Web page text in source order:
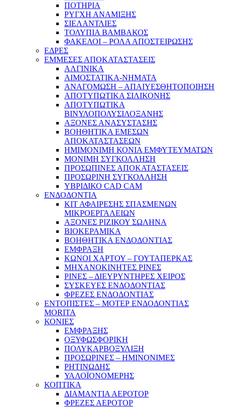
ΠΟΤΗΡΙΑ
ΡΥΓΧΗ ΑΝΑΜΙΞΗΣ
ΣΙΕΛΑΝΤΛΙΕΣ
ΤΟΛΥΠΙΑ ΒΑΜΒΑΚΟΣ
ΦΑΚΕΛΟΙ – ΡΟΛΑ ΑΠΟΣΤΕΙΡΩΣΗΣ
ΕΔΡΕΣ
ΕΜΜΕΣΕΣ ΑΠΟΚΑΤΑΣΤΑΣΕΙΣ
ΑΛΓΙΝΙΚΑ
ΑΙΜΟΣΤΑΤΙΚΑ-ΝΗΜΑΤΑ
ΑΝΑΓΟΜΩΣΗ – ΑΠΑΙΥΕΣΘΗΤΟΠΟΙΗΣΗ
ΑΠΟΤΥΠΩΤΙΚΑ ΣΙΛΙΚΟΝΗΣ
ΑΠΟΤΥΠΩΤΙΚΑ
ΒΙΝΥΛΟΠΟΛΥΣΙΛΟΞΑΝΗΣ
ΑΞΟΝΕΣ ΑΝΑΣΥΣΤΑΣΗΣ
ΒΟΗΘΗΤΙΚΑ ΕΜΕΣΩΝ
ΑΠΟΚΑΤΑΣΤΑΣΕΩΝ
ΗΜΙΜΟΝΙΜΗ ΚΟΝΙΑ ΕΜΦΥΤΕΥΜΑΤΩΝ
ΜΟΝΙΜΗ ΣΥΓΚΟΛΛΗΣΗ
ΠΡΟΣΩΠΙΝΕΣ ΑΠΟΚΑΤΑΣΤΑΣΕΙΣ
ΠΡΟΣΩΡΙΝΗ ΣΥΓΚΟΛΛΗΣΗ
ΥΒΡΙΔΙΚΟ CAD CAM
ΕΝΔΟΔΟΝΤΙΑ
ΚΙΤ ΑΦΑΙΡΕΣΗΣ ΣΠΑΣΜΕΝΩΝ
ΜΙΚΡΟΕΡΓΑΛΕΙΩΝ
ΑΞΟΝΕΣ ΡΙΖΙΚΟΥ ΣΩΛΗΝΑ
ΒΙΟΚΕΡΑΜΙΚΑ
ΒΟΗΘΗΤΙΚΑ ΕΝΔΟΔΟΝΤΙΑΣ
ΕΜΦΡΑΞΗ
ΚΩΝΟΙ ΧΑΡΤΟΥ – ΓΟΥΤΑΠΕΡΚΑΣ
ΜΗΧΑΝΟΚΙΝΗΤΕΣ ΡΙΝΕΣ
ΡΙΝΕΣ – ΔΙΕΥΡΥΝΤΗΡΕΣ ΧΕΙΡΟΣ
ΣΥΣΚΕΥΕΣ ΕΝΔΟΔΟΝΤΙΑΣ
ΦΡΕΖΕΣ ΕΝΔΟΔΟΝΤΙΑΣ
ΕΝΤΟΠΙΣΤΕΣ – ΜΟΤΕΡ ΕΝΔΟΔΟΝΤΙΑΣ
MORITA
ΚΟΝΙΕΣ
ΕΜΦΡΑΞΗΣ
ΟΞΥΦΩΣΦΟΡΙΚΗ
ΠΟΛΥΚΑΡΒΟΞΥΛΙΞΗ
ΠΡΟΣΩΡΙΝΕΣ – ΗΜΙΝΟΝΙΜΕΣ
ΡΗΤΙΝΩΔΗΣ
ΥΑΛΟΪΟΝΟΜΕΡΗΣ
ΚΟΠΤΙΚΑ
ΔΙΑΜΑΝΤΙΑ ΑΕΡΟΤΟΡ
ΦΡΕΖΕΣ ΑΕΡΟΤΟΡ